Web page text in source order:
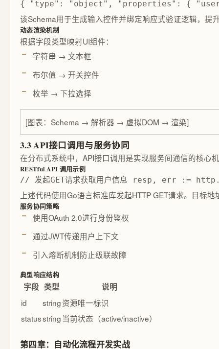
{ "type": "object", "properties": {
该Schema用于生成输入控件并绑定响应式验证逻辑，提
动态渲染机制
根据字段类型映射UI组件：
字符串 → 文本框
布尔值 → 开关控件
枚举 → 下拉选择
[图表：Schema → 解析器 → 虚拟DOM → 渲染]
3.3 API接口调用与服务协同
在分布式系统中，API接口调用是实现服务间通信的核心
RESTful API 调用示例
// 发起GET请求获取用户信息 resp, err
上述代码使用Go语言标准库发起HTTP GET请求。目标
服务协同策略
使用OAuth 2.0进行身份鉴权
通过JWT传递用户上下文
引入熔断机制防止级联故障
典型响应结构
字段 类型
说明
id
string资源唯一标识
statusstring 当前状态（active/inactive）
第四章：自动化流程开发实战